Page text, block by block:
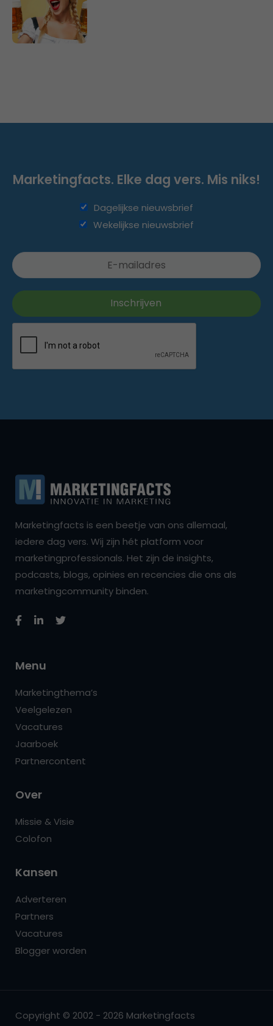
Marketingfacts. Elke dag vers. Mis niks!
Dagelijkse nieuwsbrief
Wekelijkse nieuwsbrief
Marketingfacts is een beetje van ons allemaal,
iedere dag vers. Wij zijn hét platform voor
marketingprofessionals. Het zijn de insights,
podcasts, blogs, opinies en recencies die ons als
marketingcommunity binden.
Menu
Marketingthema’s
Veelgelezen
Vacatures
Jaarboek
Partnercontent
Over
Missie & Visie
Colofon
Kansen
Adverteren
Partners
Vacatures
Blogger worden
Copyright © 2002 - 2026 Marketingfacts